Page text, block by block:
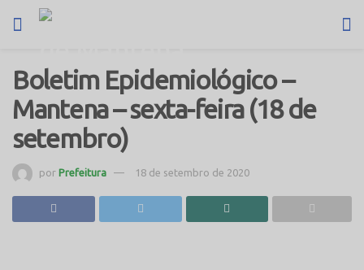
Boletim Epidemiológico –
Mantena – sexta-feira (18 de
setembro)
por Prefeitura 18 de setembro de 2020